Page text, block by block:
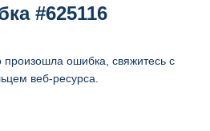
#625116
произошла ошибка, свяжитесь с
веб-ресурса.